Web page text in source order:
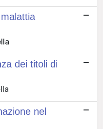
dei titoli di
nel